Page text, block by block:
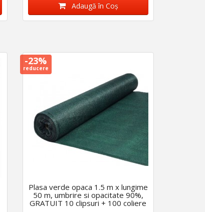
Adaugă în Coş
-23%
reducere
Plasa verde opaca 1.5 m x lungime
50 m, umbrire si opacitate 90%,
GRATUIT 10 clipsuri + 100 coliere